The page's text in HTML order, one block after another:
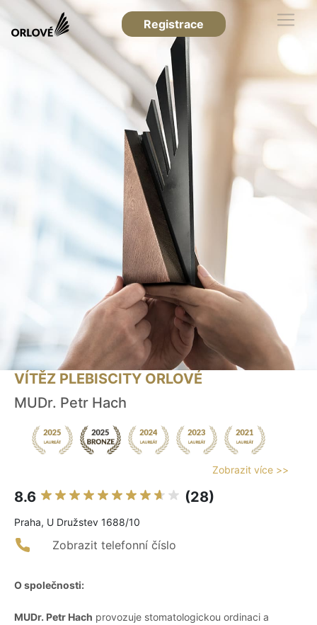
Registrace
VÍTĚZ PLEBISCITY ORLOVÉ
MUDr. Petr Hach
Zobrazit více >>
8.6 (28)
Praha, U Družstev 1688/10
Zobrazit telefonní číslo
O společnosti:
MUDr. Petr Hach provozuje stomatologickou ordinaci a